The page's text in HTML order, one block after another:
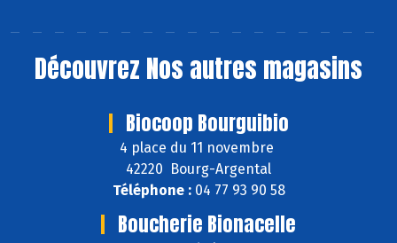
Découvrez Nos autres magasins
Biocoop Bourguibio
4 place du 11 novembre
42220 Bourg-Argental
Téléphone :04 77 93 90 58
Boucherie Bionacelle